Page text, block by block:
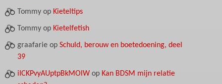
Tommy op Kieteltips
Tommy op Kietelfetish
graafarie op Schuld, berouw en boetedoening, deel
39
iICKPvyAUptpBkMOlW op Kan BDSM mijn relatie